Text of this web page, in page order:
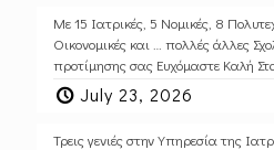
Με 15 Ιατρικές, 5 Νομικές, 8
Οικονομικές και … πολλές άλλες
προτίμησης σας Ευχόμαστε Καλή
July 23, 2026
Τρεις γενιές στην Υπηρεσία της